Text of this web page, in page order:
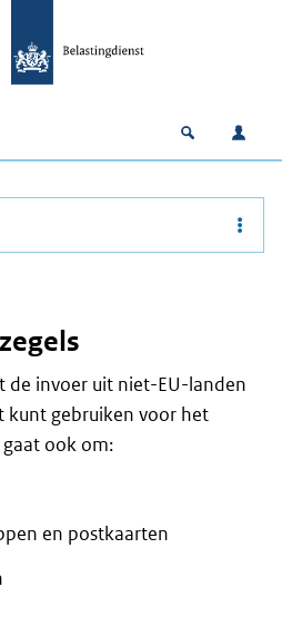
Open
de invoer uit niet-EU-landen
kunt gebruiken voor het
ook om:
en postkaarten